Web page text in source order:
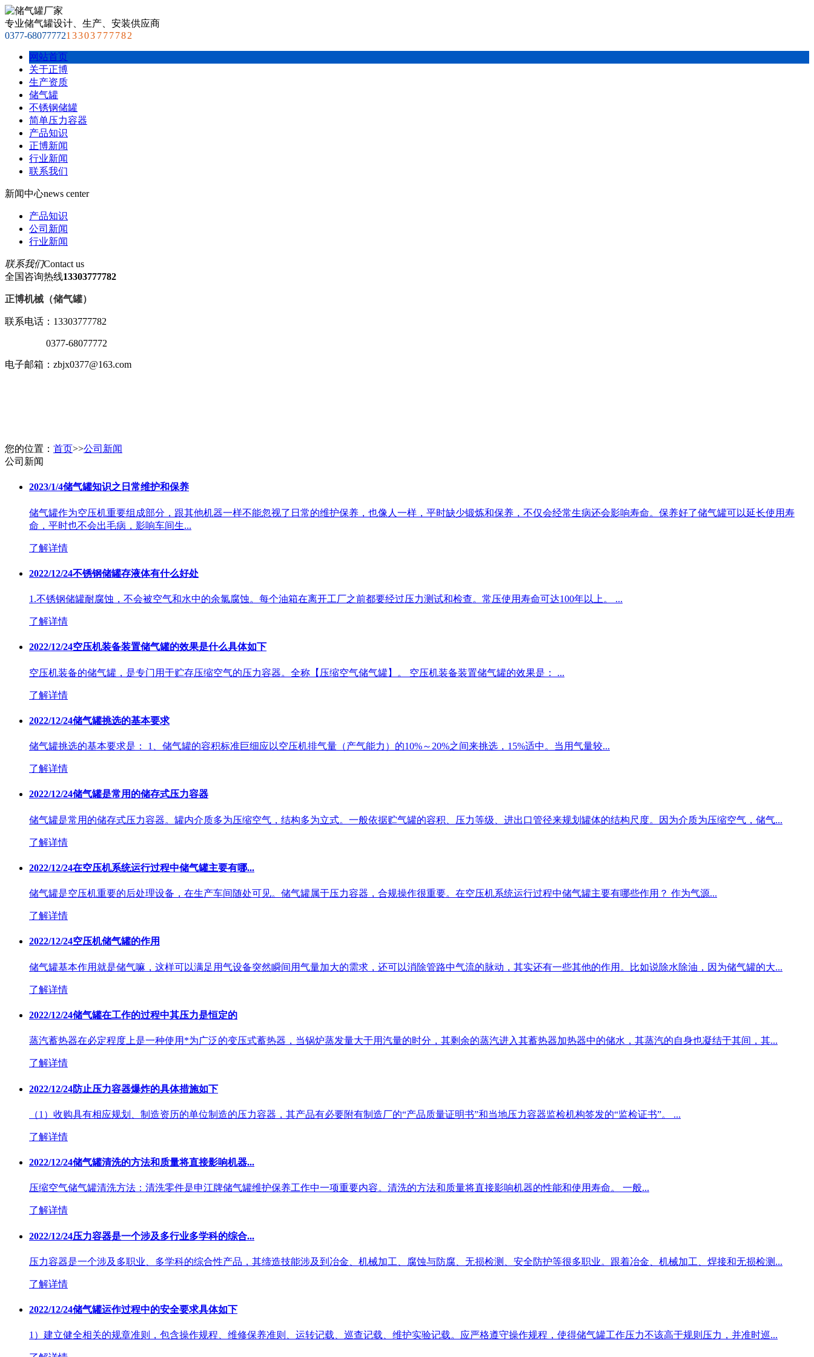
专业储气罐设计、生产、安装供应商
0377-6807777213303777782
网站首页
关于正博
生产资质
储气罐
不锈钢储罐
简单压力容器
产品知识
正博新闻
行业新闻
联系我们
新闻中心news center
产品知识
公司新闻
行业新闻
联系我们Contact us
全国咨询热线13303777782
正博机械（储气罐）
联系电话：13303777782
0377-68077772
电子邮箱：zbjx0377@163.com
您的位置： 首页>>公司新闻
公司新闻
2023/1/4储气罐知识之日常维护和保养
储气罐作为空压机重要组成部分，跟其他机器一样不能忽视了日常的维护保养，也像人一样，平时缺少锻炼和保养，不仅会经常生病还会影响寿命。保养好了储气罐可以延长使用寿
命，平时也不会出毛病，影响车间生...
了解详情
2022/12/24不锈钢储罐存液体有什么好处
1.不锈钢储罐耐腐蚀，不会被空气和水中的余氯腐蚀。每个油箱在离开工厂之前都要经过压力测试和检查。常压使用寿命可达100年以上。 ...
了解详情
2022/12/24空压机装备装置储气罐的效果是什么具体如下
空压机装备的储气罐，是专门用于贮存压缩空气的压力容器。全称【压缩空气储气罐】。 空压机装备装置储气罐的效果是： ...
了解详情
2022/12/24储气罐挑选的基本要求
储气罐挑选的基本要求是： 1、储气罐的容积标准巨细应以空压机排气量（产气能力）的10%～20%之间来挑选，15%适中。当用气量较...
了解详情
2022/12/24储气罐是常用的储存式压力容器
储气罐是常用的储存式压力容器。罐内介质多为压缩空气，结构多为立式。一般依据贮气罐的容积、压力等级、进出口管径来规划罐体的结构尺度。因为介质为压缩空气，储气...
了解详情
2022/12/24在空压机系统运行过程中储气罐主要有哪...
储气罐是空压机重要的后处理设备，在生产车间随处可见。储气罐属于压力容器，合规操作很重要。在空压机系统运行过程中储气罐主要有哪些作用？ 作为气源...
了解详情
2022/12/24空压机储气罐的作用
储气罐基本作用就是储气嘛，这样可以满足用气设备突然瞬间用气量加大的需求，还可以消除管路中气流的脉动，其实还有一些其他的作用。比如说除水除油，因为储气罐的大...
了解详情
2022/12/24储气罐在工作的过程中其压力是恒定的
蒸汽蓄热器在必定程度上是一种使用*为广泛的变压式蓄热器，当锅炉蒸发量大于用汽量的时分，其剩余的蒸汽进入其蓄热器加热器中的储水，其蒸汽的自身也凝结于其间，其...
了解详情
2022/12/24防止压力容器爆炸的具体措施如下
（1）收购具有相应规划、制造资历的单位制造的压力容器，其产品有必要附有制造厂的“产品质量证明书”和当地压力容器监检机构签发的“监检证书”。 ...
了解详情
2022/12/24储气罐清洗的方法和质量将直接影响机器...
压缩空气储气罐清洗方法：清洗零件是申江牌储气罐维护保养工作中一项重要内容。清洗的方法和质量将直接影响机器的性能和使用寿命。 一般...
了解详情
2022/12/24压力容器是一个涉及多行业多学科的综合...
压力容器是一个涉及多职业、多学科的综合性产品，其缔造技能涉及到冶金、机械加工、腐蚀与防腐、无损检测、安全防护等很多职业。跟着冶金、机械加工、焊接和无损检测...
了解详情
2022/12/24储气罐运作过程中的安全要求具体如下
1）建立健全相关的规章准则，包含操作规程、维修保养准则、运转记载、巡查记载、维护实验记载。应严格遵守操作规程，使得储气罐工作压力不该高于规则压力，并准时巡...